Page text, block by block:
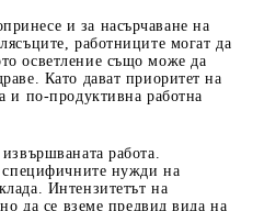
и за насърчаване на
работниците могат да
осветление също може да
Като дават приоритет на
и по-продуктивна работна
работа.
специфичните нужди на
Интензитетът на
да се вземе предвид вида на